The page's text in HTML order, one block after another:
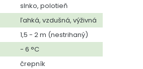
slnko, polotieň
ľahká, vzdušná, výživná
1,5 - 2 m (nestrihaný)
- 6 °C
črepník